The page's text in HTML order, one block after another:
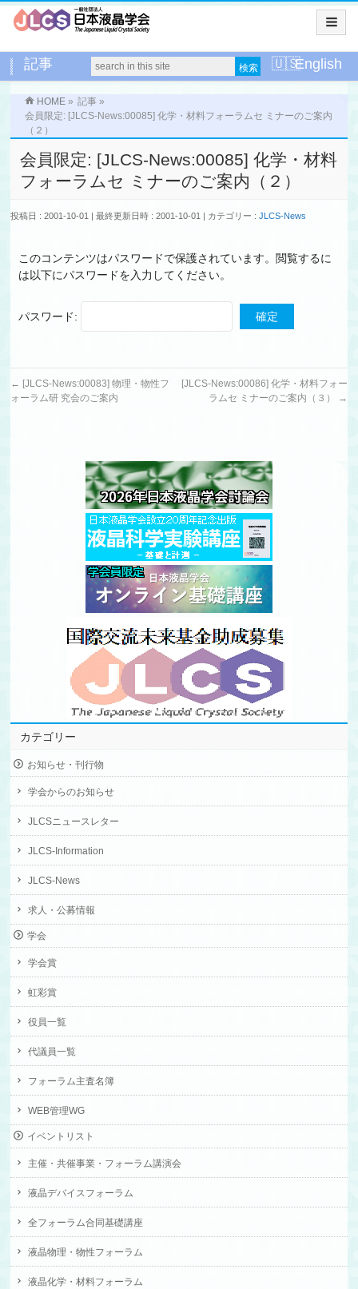
記事 English
HOME » 記事 »
会員限定: [JLCS-News:00085] 化学・材料フォーラムセ ミナーのご案内
（２）
会員限定: [JLCS-News:00085] 化学・材料
フォーラムセ ミナーのご案内（２）
投稿日 : 2001-10-01 最終更新日時 : 2001-10-01 カテゴリー :JLCS-News
このコンテンツはパスワードで保護されています。閲覧するに
は以下にパスワードを入力してください。
パスワード:
← [JLCS-News:00083] 物理・物性フ
ォーラム研 究会のご案内
[JLCS-News:00086] 化学・材料フォー
ラムセ ミナーのご案内（３）
→
カテゴリー
お知らせ・刊行物
学会からのお知らせ
JLCSニュースレター
JLCS-Information
JLCS-News
求人・公募情報
学会
学会賞
虹彩賞
役員一覧
代議員一覧
フォーラム主査名簿
WEB管理WG
イベントリスト
主催・共催事業・フォーラム講演会
液晶デバイスフォーラム
全フォーラム合同基礎講座
液晶物理・物性フォーラム
液晶化学・材料フォーラム